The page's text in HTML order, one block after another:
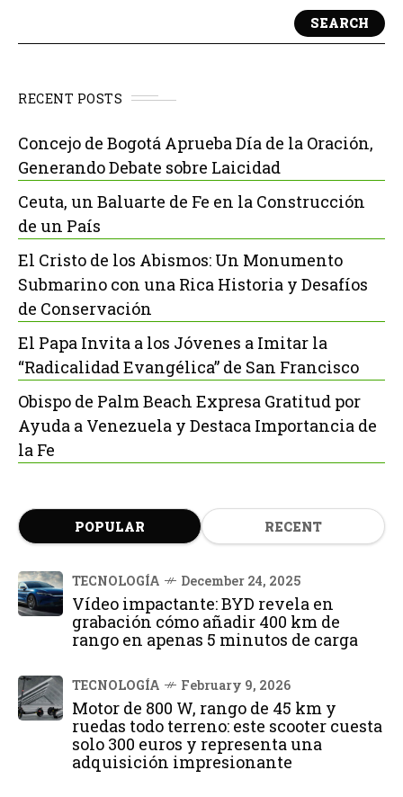
SEARCH
RECENT POSTS
Concejo de Bogotá Aprueba Día de la Oración,
Generando Debate sobre Laicidad
Ceuta, un Baluarte de Fe en la Construcción
de un País
El Cristo de los Abismos: Un Monumento
Submarino con una Rica Historia y Desafíos
de Conservación
El Papa Invita a los Jóvenes a Imitar la
“Radicalidad Evangélica” de San Francisco
Obispo de Palm Beach Expresa Gratitud por
Ayuda a Venezuela y Destaca Importancia de
la Fe
POPULAR RECENT
TECNOLOGÍA December 24, 2025
Vídeo impactante: BYD revela en
grabación cómo añadir 400 km de
rango en apenas 5 minutos de carga
TECNOLOGÍA February 9, 2026
Motor de 800 W, rango de 45 km y
ruedas todo terreno: este scooter cuesta
solo 300 euros y representa una
adquisición impresionante